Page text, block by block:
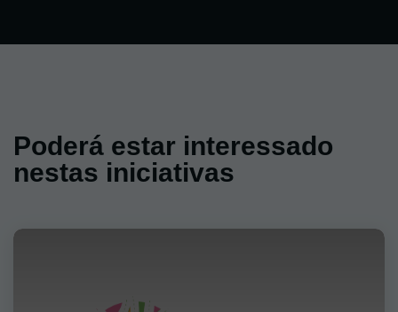
Poderá estar interessado
nestas iniciativas